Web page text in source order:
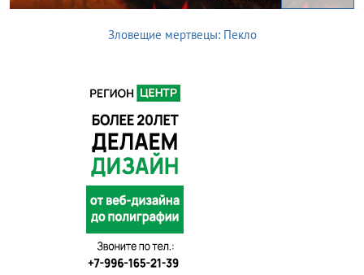
Зловещие мертвецы: Пекло